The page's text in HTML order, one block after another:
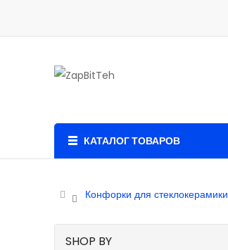
КАТАЛОГ ТОВАРОВ
Конфорки для стеклокерамики
SHOP BY